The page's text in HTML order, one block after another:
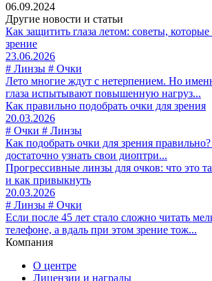
06.09.2024
Другие новости и статьи
Как защитить глаза летом: советы,
зрение
23.06.2026
# Линзы # Очки
Лето многие ждут с нетерпением. Но
глаза испытывают повышенную нагруз...
Как правильно подобрать очки для зрения
20.03.2026
# Очки # Линзы
Как подобрать очки для зрения
достаточно узнать свои диоптри...
Прогрессивные линзы для очков: что это
и как привыкнуть
20.03.2026
# Линзы # Очки
Если после 45 лет стало сложно читать
телефоне, а вдаль при этом зрение тож...
Компания
О центре
Лицензии и награды